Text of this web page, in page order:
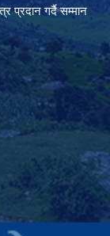
प्रदान गर्दै सम्मान